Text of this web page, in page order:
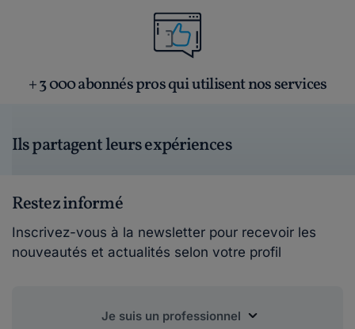
+ 3 000 abonnés pros qui utilisent nos services
Ils partagent leurs expériences
Restez informé
Inscrivez-vous à la newsletter pour recevoir les
nouveautés et actualités selon votre profil